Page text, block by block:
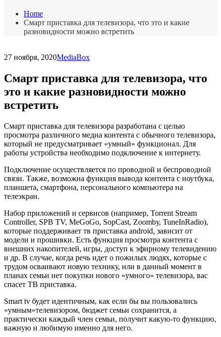
Home
Смарт приставка для телевизора, что это и какие
разновидности можно встретить
27 ноября, 2020MediaBox
Смарт приставка для телевизора, что
это и какие разновидности можно
встретить
Смарт приставка для телевизора разработана с целью
просмотра различного медиа контента с обычного телевизора,
который не предусматривает «умный» функционал. Для
работы устройства необходимо подключение к интернету.
Подключение осуществляется по проводной и беспроводной
связи. Также, возможна функция вывода контента с ноутбука,
планшета, смартфона, персонального компьютера на
телеэкран.
Набор приложений и сервисов (нaпpимep, Torrent Stream
Controller, SPB TV, MeGoGo, SopCast, Zoombу, TuneInRadio),
которые поддерживает тв приставка android, зависит от
модели и прошивки. Есть функция просмотра контента с
внешних накопителей, игры, доступ к эфирному телевидению
и др. В случае, когда речь идет о пожилых людях, которые с
трудом осваивают новую технику, или в данный момент в
планах семьи нет покупки нового «умного» телевизора, вас
спасет ТВ приставка.
Smart tv будет идентичным, как если бы вы пользовались
«умным»телевизором, бюджет семьи сохранится, а
практически каждый член семьи, получит какую-то функцию,
важную и любимую именно для него.